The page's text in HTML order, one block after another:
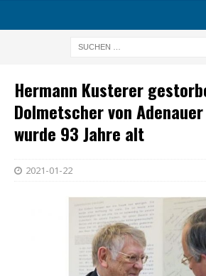
Hermann Kusterer
Dolmetscher von
wurde 93 Jahre alt
2021-01-22